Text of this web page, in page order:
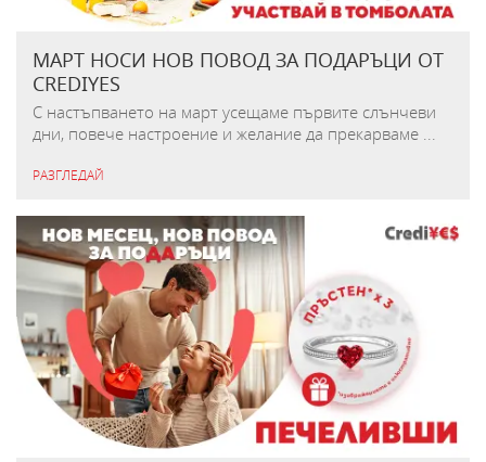
МАРТ НОСИ НОВ ПОВОД ЗА ПОДАРЪЦИ ОТ
CREDIYES
С настъпването на март усещаме първите слънчеви
дни, повече настроение и желание да прекарваме ...
РАЗГЛЕДАЙ